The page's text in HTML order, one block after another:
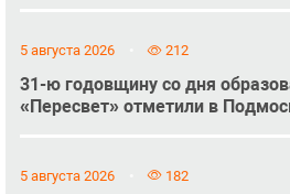
5 августа 2026 212
31-ю годовщину со дня
«Пересвет» отметили в
5 августа 2026 182